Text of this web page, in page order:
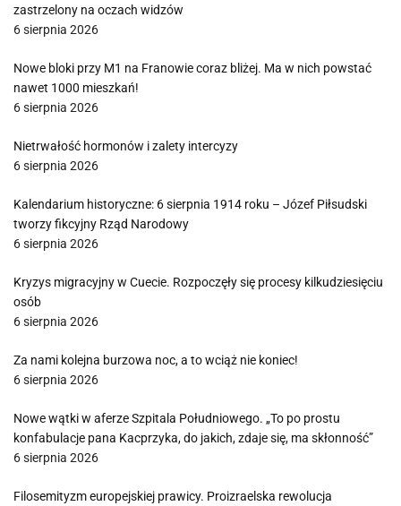
zastrzelony na oczach widzów
6 sierpnia 2026
Nowe bloki przy M1 na Franowie coraz bliżej. Ma w nich powstać
nawet 1000 mieszkań!
6 sierpnia 2026
Nietrwałość hormonów i zalety intercyzy
6 sierpnia 2026
Kalendarium historyczne: 6 sierpnia 1914 roku – Józef Piłsudski
tworzy fikcyjny Rząd Narodowy
6 sierpnia 2026
Kryzys migracyjny w Cuecie. Rozpoczęły się procesy kilkudziesięciu
osób
6 sierpnia 2026
Za nami kolejna burzowa noc, a to wciąż nie koniec!
6 sierpnia 2026
Nowe wątki w aferze Szpitala Południowego. „To po prostu
konfabulacje pana Kacprzyka, do jakich, zdaje się, ma skłonność”
6 sierpnia 2026
Filosemityzm europejskiej prawicy. Proizraelska rewolucja